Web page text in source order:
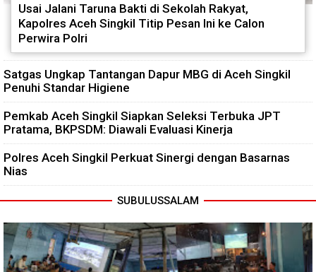
Usai Jalani Taruna Bakti di Sekolah Rakyat,
Kapolres Aceh Singkil Titip Pesan Ini ke Calon
Perwira Polri
Satgas Ungkap Tantangan Dapur MBG di Aceh Singkil
Penuhi Standar Higiene
Pemkab Aceh Singkil Siapkan Seleksi Terbuka JPT
Pratama, BKPSDM: Diawali Evaluasi Kinerja
Polres Aceh Singkil Perkuat Sinergi dengan Basarnas
Nias
SUBULUSSALAM